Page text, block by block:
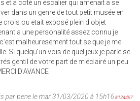
et a coté un escalier qui amenait a se
dans un genre de tout petit musée en
crois ou etait exposé plein d'objet
a une personalité assez connu je
malheuresement tout se que je me
Si quelqu'un vois de quel jeux je parle se
gentil de votre part de m'éclairé un peu
D'AVANCE
parpenele mar 31/03/2020 à 15h16#124497